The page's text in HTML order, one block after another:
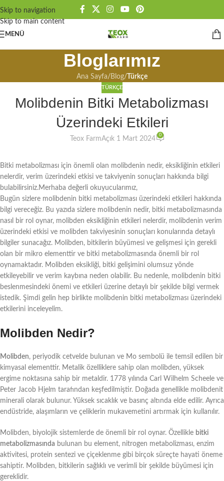
Skip to navigation
Skip to main content
MENÜ
Bloglarımız
Ana Sayfa/ Blog/ Türkçe
TÜRKÇE
Molibdenin Bitki Metabolizması
Üzerindeki Etkileri
Teox FarmAçık 1 Mart 2024
0
Bitki metabolizması için önemli olan molibdenin nedir, eksikliğinin etkileri
nelerdir, verim üzerindeki etkisi ve takviyenin sonuçları hakkında bilgi
bulabilirsiniz.Merhaba değerli okuyucularımız,
Bugün sizlere molibdenin bitki metabolizması üzerindeki etkileri hakkında
bilgi vereceğiz. Bu yazıda sizlere molibdenin nedir, bitki metabolizmasında
nasıl bir rol oynar, molibden eksikliğinin etkileri nelerdir, molibdenin verim
üzerindeki etkisi ve molibden takviyesinin sonuçları konularında detaylı
bilgiler sunacağız. Molibden, bitkilerin büyümesi ve gelişmesi için gerekli
olan bir mikro elementtir ve bitki metabolizmasında önemli bir rol
oynamaktadır. Molibden eksikliği, bitki gelişimini olumsuz yönde
etkileyebilir ve verim kaybına neden olabilir. Bu nedenle, molibdenin bitki
beslenmesindeki önemi ve etkileri üzerine detaylı bir şekilde bilgi vermek
istedik. Şimdi gelin hep birlikte molibdenin bitki metabolizması üzerindeki
etkilerini inceleyelim.
Molibden Nedir?
Molibden, periyodik cetvelde bulunan ve Mo sembolü ile temsil edilen bir
kimyasal elementtir. Metalik özelliklere sahip olan molibden, yüksek
ergime noktasına sahip bir metaldir. 1778 yılında Carl Wilhelm Scheele ve
Peter Jacob Hjelm tarafından keşfedilmiştir. Doğada genellikle molibdenit
minerali olarak bulunur. Yüksek sıcaklık ve basınç altında elde edilir. Ayrıca
endüstride, alaşımların ve çeliklerin mukavemetini artırmak için kullanılır.
Molibden, biyolojik sistemlerde de önemli bir rol oynar. Özellikle bitki
metabolizmasında bulunan bu element, nitrogen metabolizması, enzim
aktivitesi, protein sentezi ve çiçeklenme gibi birçok süreçte hayati öneme
sahiptir. Molibden, bitkilerin sağlıklı ve verimli bir şekilde büyümesi için
gereklidir.